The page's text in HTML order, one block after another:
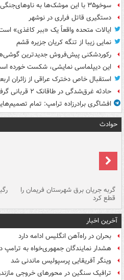
سوخو۳۵ با این موشک‌ها به ناوهای‌جنگی حمله می‌کند
دستگیری قاتل فراری در نوشهر
ایالات متحده واقعاً یک «ببر کاغذی»
نمایی زیبا از تنگه کریان جزیره قشم
رکوردشکنی پیش‌فروش جدیدترین
این دیپلماسی نمایشی، شکست خورده
استقبال خاص دخترک عراقی از زائران
حادثه غرق‌شدگی در طاقانک ۲ قربانی گرفت
افشاگری برادرزاده ترامپ: تمام
حوادث
گربه جریان برق شهرستان فریمان را
قطع کرد
آخرین اخبار
بحران در راه‌آهن انگلیس ادامه دارد
هشدار نمایندگان جمهوری‌خواه به ترامپ
وینگر آفریقایی پرسپولیس ماندنی شد
ترافیک سنگین در محورهای خروجی